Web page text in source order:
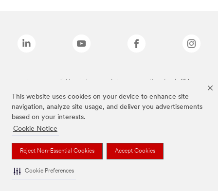
This website uses cookies on your device to enhance site
navigation, analyze site usage, and deliver you advertisements
based on your interests.
Cookie Notice
Reject Non-Essential Cookies Accept Cookies
Cookie Preferences
Les marques listées ci-dessus sont des marques déposées de 3M.